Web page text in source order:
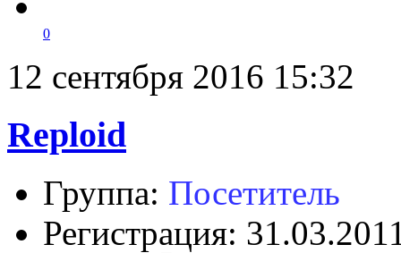
0
12 сентября 2016 15:32
Reploid
Группа: Посетитель
Регистрация: